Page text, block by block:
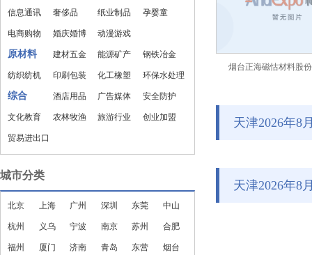
烟台正海磁怙材料股
天津2026年8
天津2026年8
信息通讯 奢侈品 纸业制品 孕婴童
电商购物 婚庆婚博 动漫游戏
原材料 建材五金 能源矿产 钢铁冶金
纺织纺机 印刷包装 化工橡塑 环保水处理
综合 酒店用品 广告媒体 安全防护
文化教育 农林牧渔 旅游行业 创业加盟
贸易进出口
城市分类
北京 上海 广州 深圳 东莞 中山
杭州 义乌 宁波 南京 苏州 合肥
福州 厦门 济南 青岛 东营 烟台